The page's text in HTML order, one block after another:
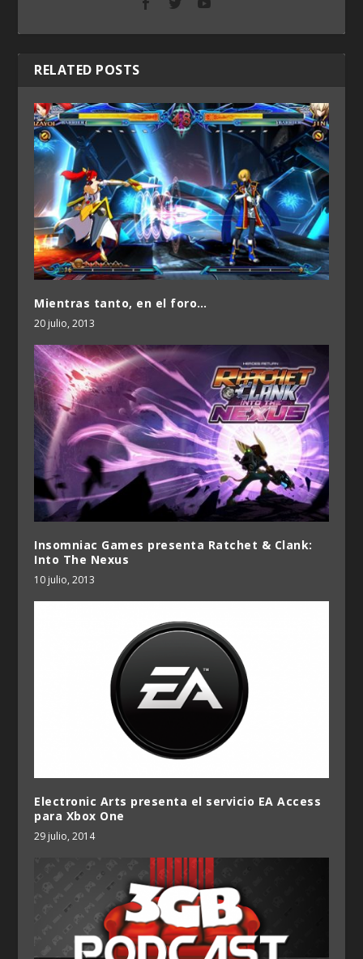
RELATED POSTS
Mientras tanto, en el foro…
20 julio, 2013
Insomniac Games presenta Ratchet & Clank:
Into The Nexus
10 julio, 2013
Electronic Arts presenta el servicio EA Access
para Xbox One
29 julio, 2014